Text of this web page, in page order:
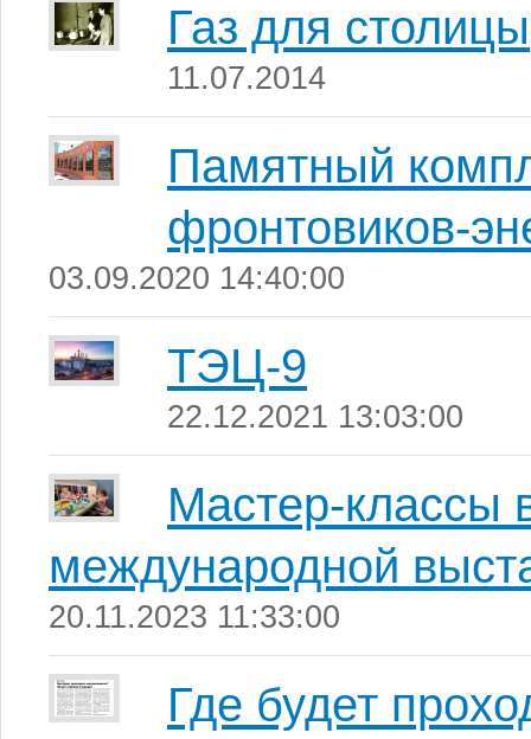
Газ для столицы
11.07.2014
Памятный
фронтовиков-
03.09.2020 14:40:00
ТЭЦ-9
22.12.2021 13:03:00
Мастер-классы
международной
20.11.2023 11:33:00
Где будет